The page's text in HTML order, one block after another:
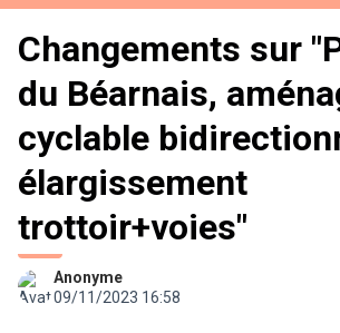
Changements sur
du Béarnais,
cyclable
élargissement
trottoir+voies"
Anonyme
09/11/2023 16:58